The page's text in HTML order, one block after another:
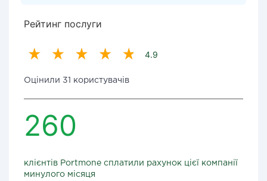
Рейтинг послуги
4.9
Оцінили 31 користувачів
260
клієнтів Portmone сплатили рахунок цієї компанії
минулого місяця